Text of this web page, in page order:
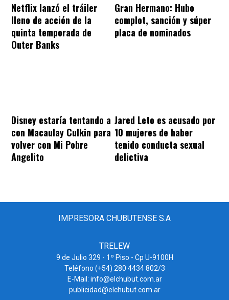
Netflix lanzó el tráiler
lleno de acción de la
quinta temporada de
Outer Banks
Gran Hermano: Hubo
complot, sanción y súper
placa de nominados
Disney estaría tentando a
con Macaulay Culkin para
volver con Mi Pobre
Angelito
Jared Leto es acusado por
10 mujeres de haber
tenido conducta sexual
delictiva
IMPRESORA CHUBUTENSE S.A
TRELEW
9 de Julio 329 - 1º Piso - Cp U-9100H
Teléfono (+54) 280 4434 802/3
E-Mail: info@elchubut.com.ar
publicidad@elchubut.com.ar